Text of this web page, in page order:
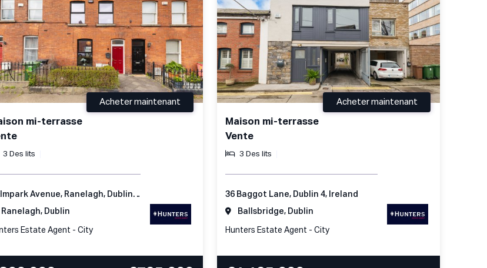
mi-terrasse
3 Des lits
Acheter maintenant
8 Elmpark Avenue, Ranelagh, Dublin 6, Ireland
Ranelagh, Dublin
Estate Agent - City
Maison mi-terrasse
Vente
3 Des lits
Acheter maintenant
36 Baggot Lane, Dublin 4, Ireland
Ballsbridge, Dublin
Hunters Estate Agent - City